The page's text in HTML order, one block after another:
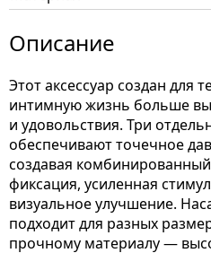
Описание
Этот аксессуар создан для
интимную жизнь больше
и удовольствия. Три
обеспечивают точечное
создавая
фиксация, усиленная
визуальное улучшение.
подходит для разных
прочному материалу —